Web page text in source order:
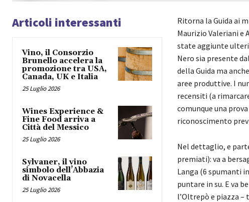
Articoli interessanti
Vino, il Consorzio
Brunello accelera la
promozione tra USA,
Canada, UK e Italia
25 Luglio 2026
Wines Experience &
Fine Food arriva a
Città del Messico
25 Luglio 2026
Sylvaner, il vino
simbolo dell’Abbazia
di Novacella
25 Luglio 2026
Ritorna la Guida ai
Maurizio Valeriani e
state aggiunte
Nero sia presente
della Guida ma
aree produttive. I
recensiti (a
comunque una
riconoscimento
Nel dettaglio, e
premiati): va a
Langa (6 spumanti
puntare in su. E va
l’Oltrepò e piazza –